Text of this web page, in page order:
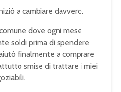
a cambiare davvero.
dove ogni mese
soldi prima di spendere
finalmente a comprare
smise di trattare i miei